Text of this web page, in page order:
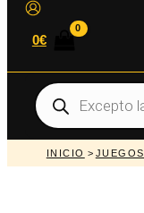
0€
Búsqueda
de
productos
INICIO > JUEGOS